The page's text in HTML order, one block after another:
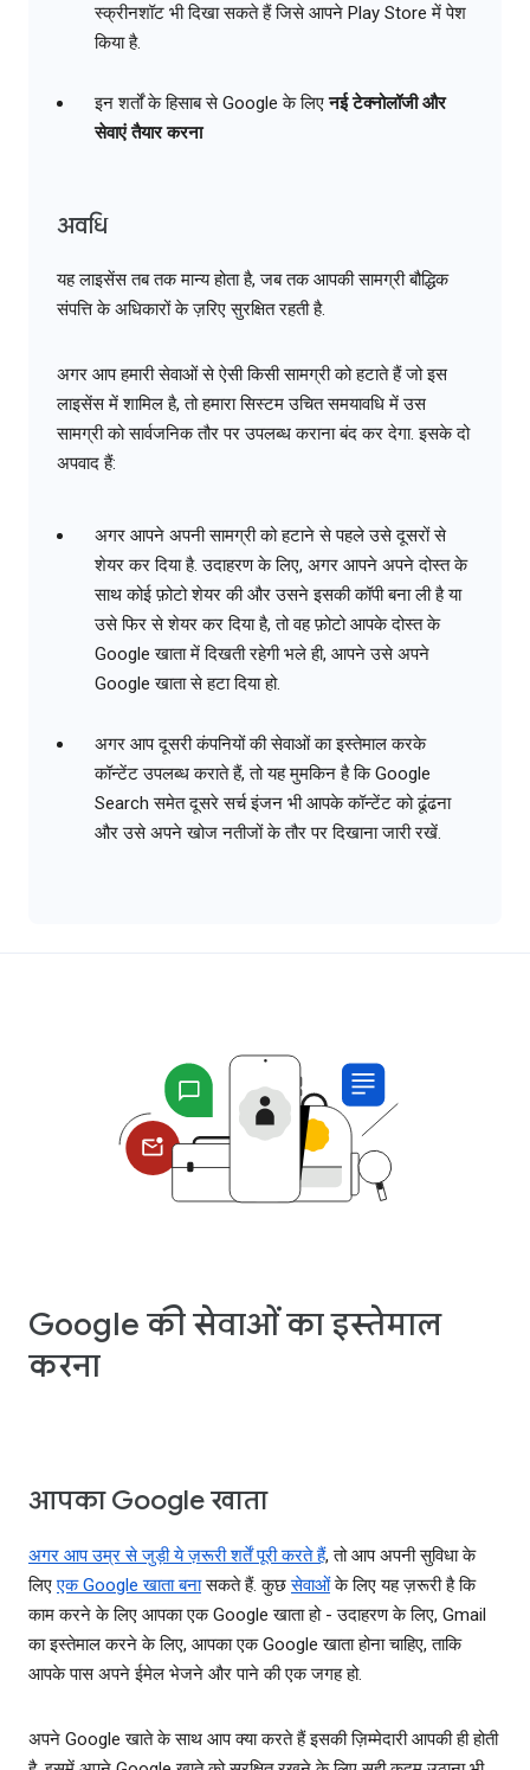
स्क्रीनशॉट भी दिखा सकते हैं जिसे आपने Play Store में पेश
किया है.
इन शर्तों के हिसाब से Google के लिएनई टेक्नोलॉजी और
सेवाएं तैयार करना
अवधि
यह लाइसेंस तब तक मान्य होता है, जब तक आपकी सामग्री बौद्धिक
संपत्ति के अधिकारों के ज़रिए सुरक्षित रहती है.
अगर आप हमारी सेवाओं से ऐसी किसी सामग्री को हटाते हैं जो इस
लाइसेंस में शामिल है, तो हमारा सिस्टम उचित समयावधि में उस
सामग्री को सार्वजनिक तौर पर उपलब्ध कराना बंद कर देगा. इसके दो
अपवाद हैं:
अगर आपने अपनी सामग्री को हटाने से पहले उसे दूसरों से
शेयर कर दिया है. उदाहरण के लिए, अगर आपने अपने दोस्त के
साथ कोई फ़ोटो शेयर की और उसने इसकी कॉपी बना ली है या
उसे फिर से शेयर कर दिया है, तो वह फ़ोटो आपके दोस्त के
Google खाता में दिखती रहेगी भले ही, आपने उसे अपने
Google खाता से हटा दिया हो.
अगर आप दूसरी कंपनियों की सेवाओं का इस्तेमाल करके
कॉन्टेंट उपलब्ध कराते हैं, तो यह मुमकिन है कि Google
Search समेत दूसरे सर्च इंजन भी आपके कॉन्टेंट को ढूंढना
और उसे अपने खोज नतीजों के तौर पर दिखाना जारी रखें.
Google की सेवाओं का इस्तेमाल
करना
आपका Google खाता
अगर आप उम्र से जुड़ी ये ज़रूरी शर्तें पूरी करते हैं, तो आप अपनी सुविधा के
लिएएक Google खाता बनासकते हैं. कुछसेवाओंके लिए यह ज़रूरी है कि
काम करने के लिए आपका एक Google खाता हो - उदाहरण के लिए, Gmail
का इस्तेमाल करने के लिए, आपका एक Google खाता होना चाहिए, ताकि
आपके पास अपने ईमेल भेजने और पाने की एक जगह हो.
अपने Google खाते के साथ आप क्या करते हैं इसकी ज़िम्मेदारी आपकी ही होती